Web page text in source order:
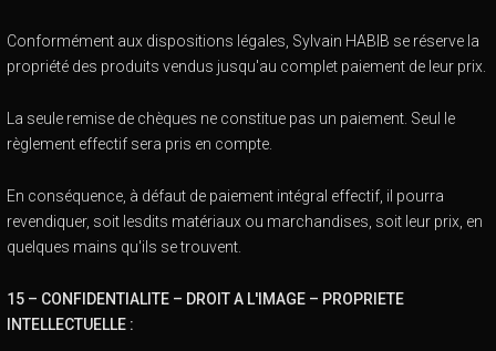
Conformément aux dispositions légales, Sylvain HABIB se réserve la
propriété des produits vendus jusqu'au complet paiement de leur prix.
La seule remise de chèques ne constitue pas un paiement. Seul le
règlement effectif sera pris en compte.
En conséquence, à défaut de paiement intégral effectif, il pourra
revendiquer, soit lesdits matériaux ou marchandises, soit leur prix, en
quelques mains qu'ils se trouvent.
15 – CONFIDENTIALITE – DROIT A L'IMAGE – PROPRIETE
INTELLECTUELLE :